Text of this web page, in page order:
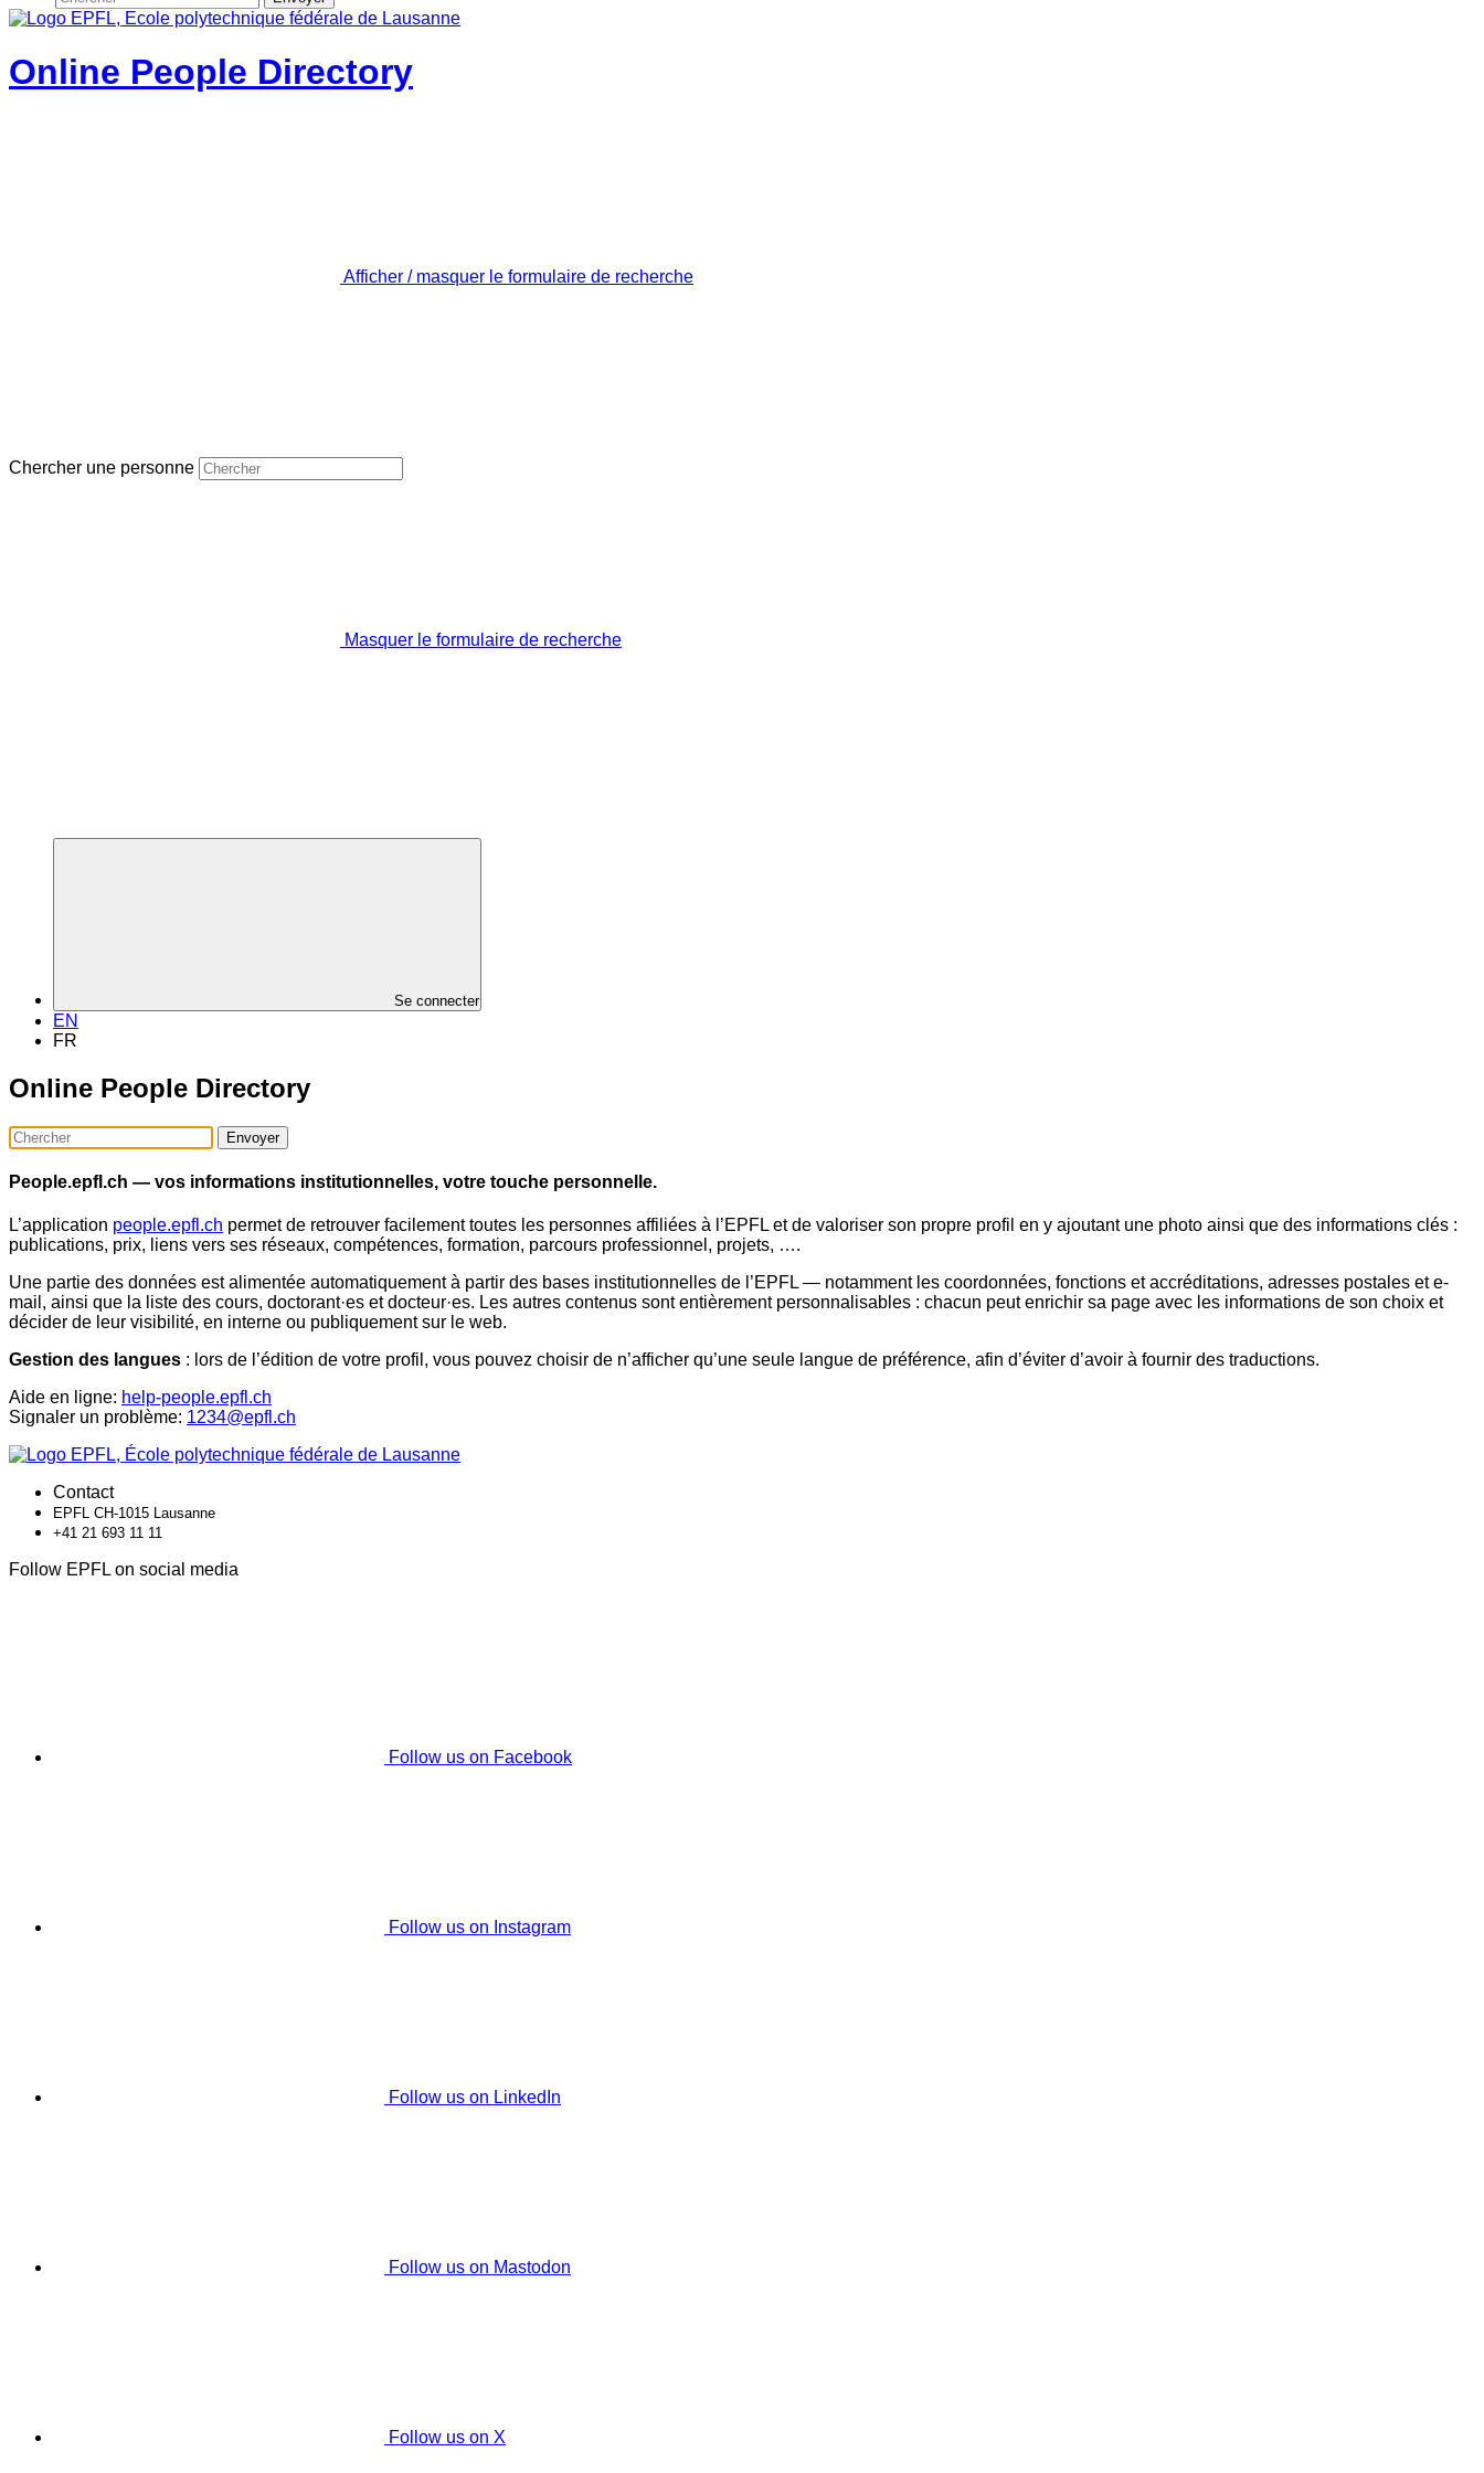
Online People Directory
Afficher / masquer le formulaire de recherche
Chercher une personne
Masquer le formulaire de recherche
Se connecter
EN
FR
Online People Directory
Envoyer
People.epfl.ch — vos informations institutionnelles, votre touche personnelle.
L’application people.epfl.ch permet de retrouver facilement toutes les personnes affiliées à l’EPFL et de valoriser son propre profil en y ajoutant une photo ainsi que des informations clés :
publications, prix, liens vers ses réseaux, compétences, formation, parcours professionnel, projets, ….
Une partie des données est alimentée automatiquement à partir des bases institutionnelles de l’EPFL — notamment les coordonnées, fonctions et accréditations, adresses postales et e-
mail, ainsi que la liste des cours, doctorant·es et docteur·es. Les autres contenus sont entièrement personnalisables : chacun peut enrichir sa page avec les informations de son choix et
décider de leur visibilité, en interne ou publiquement sur le web.
Gestion des langues : lors de l’édition de votre profil, vous pouvez choisir de n’afficher qu’une seule langue de préférence, afin d’éviter d’avoir à fournir des traductions.
Aide en ligne: help-people.epfl.ch
Signaler un problème: 1234@epfl.ch
Contact
EPFL CH-1015 Lausanne
+41 21 693 11 11
Follow EPFL on social media
Follow us on Facebook
Follow us on Instagram
Follow us on LinkedIn
Follow us on Mastodon
Follow us on X